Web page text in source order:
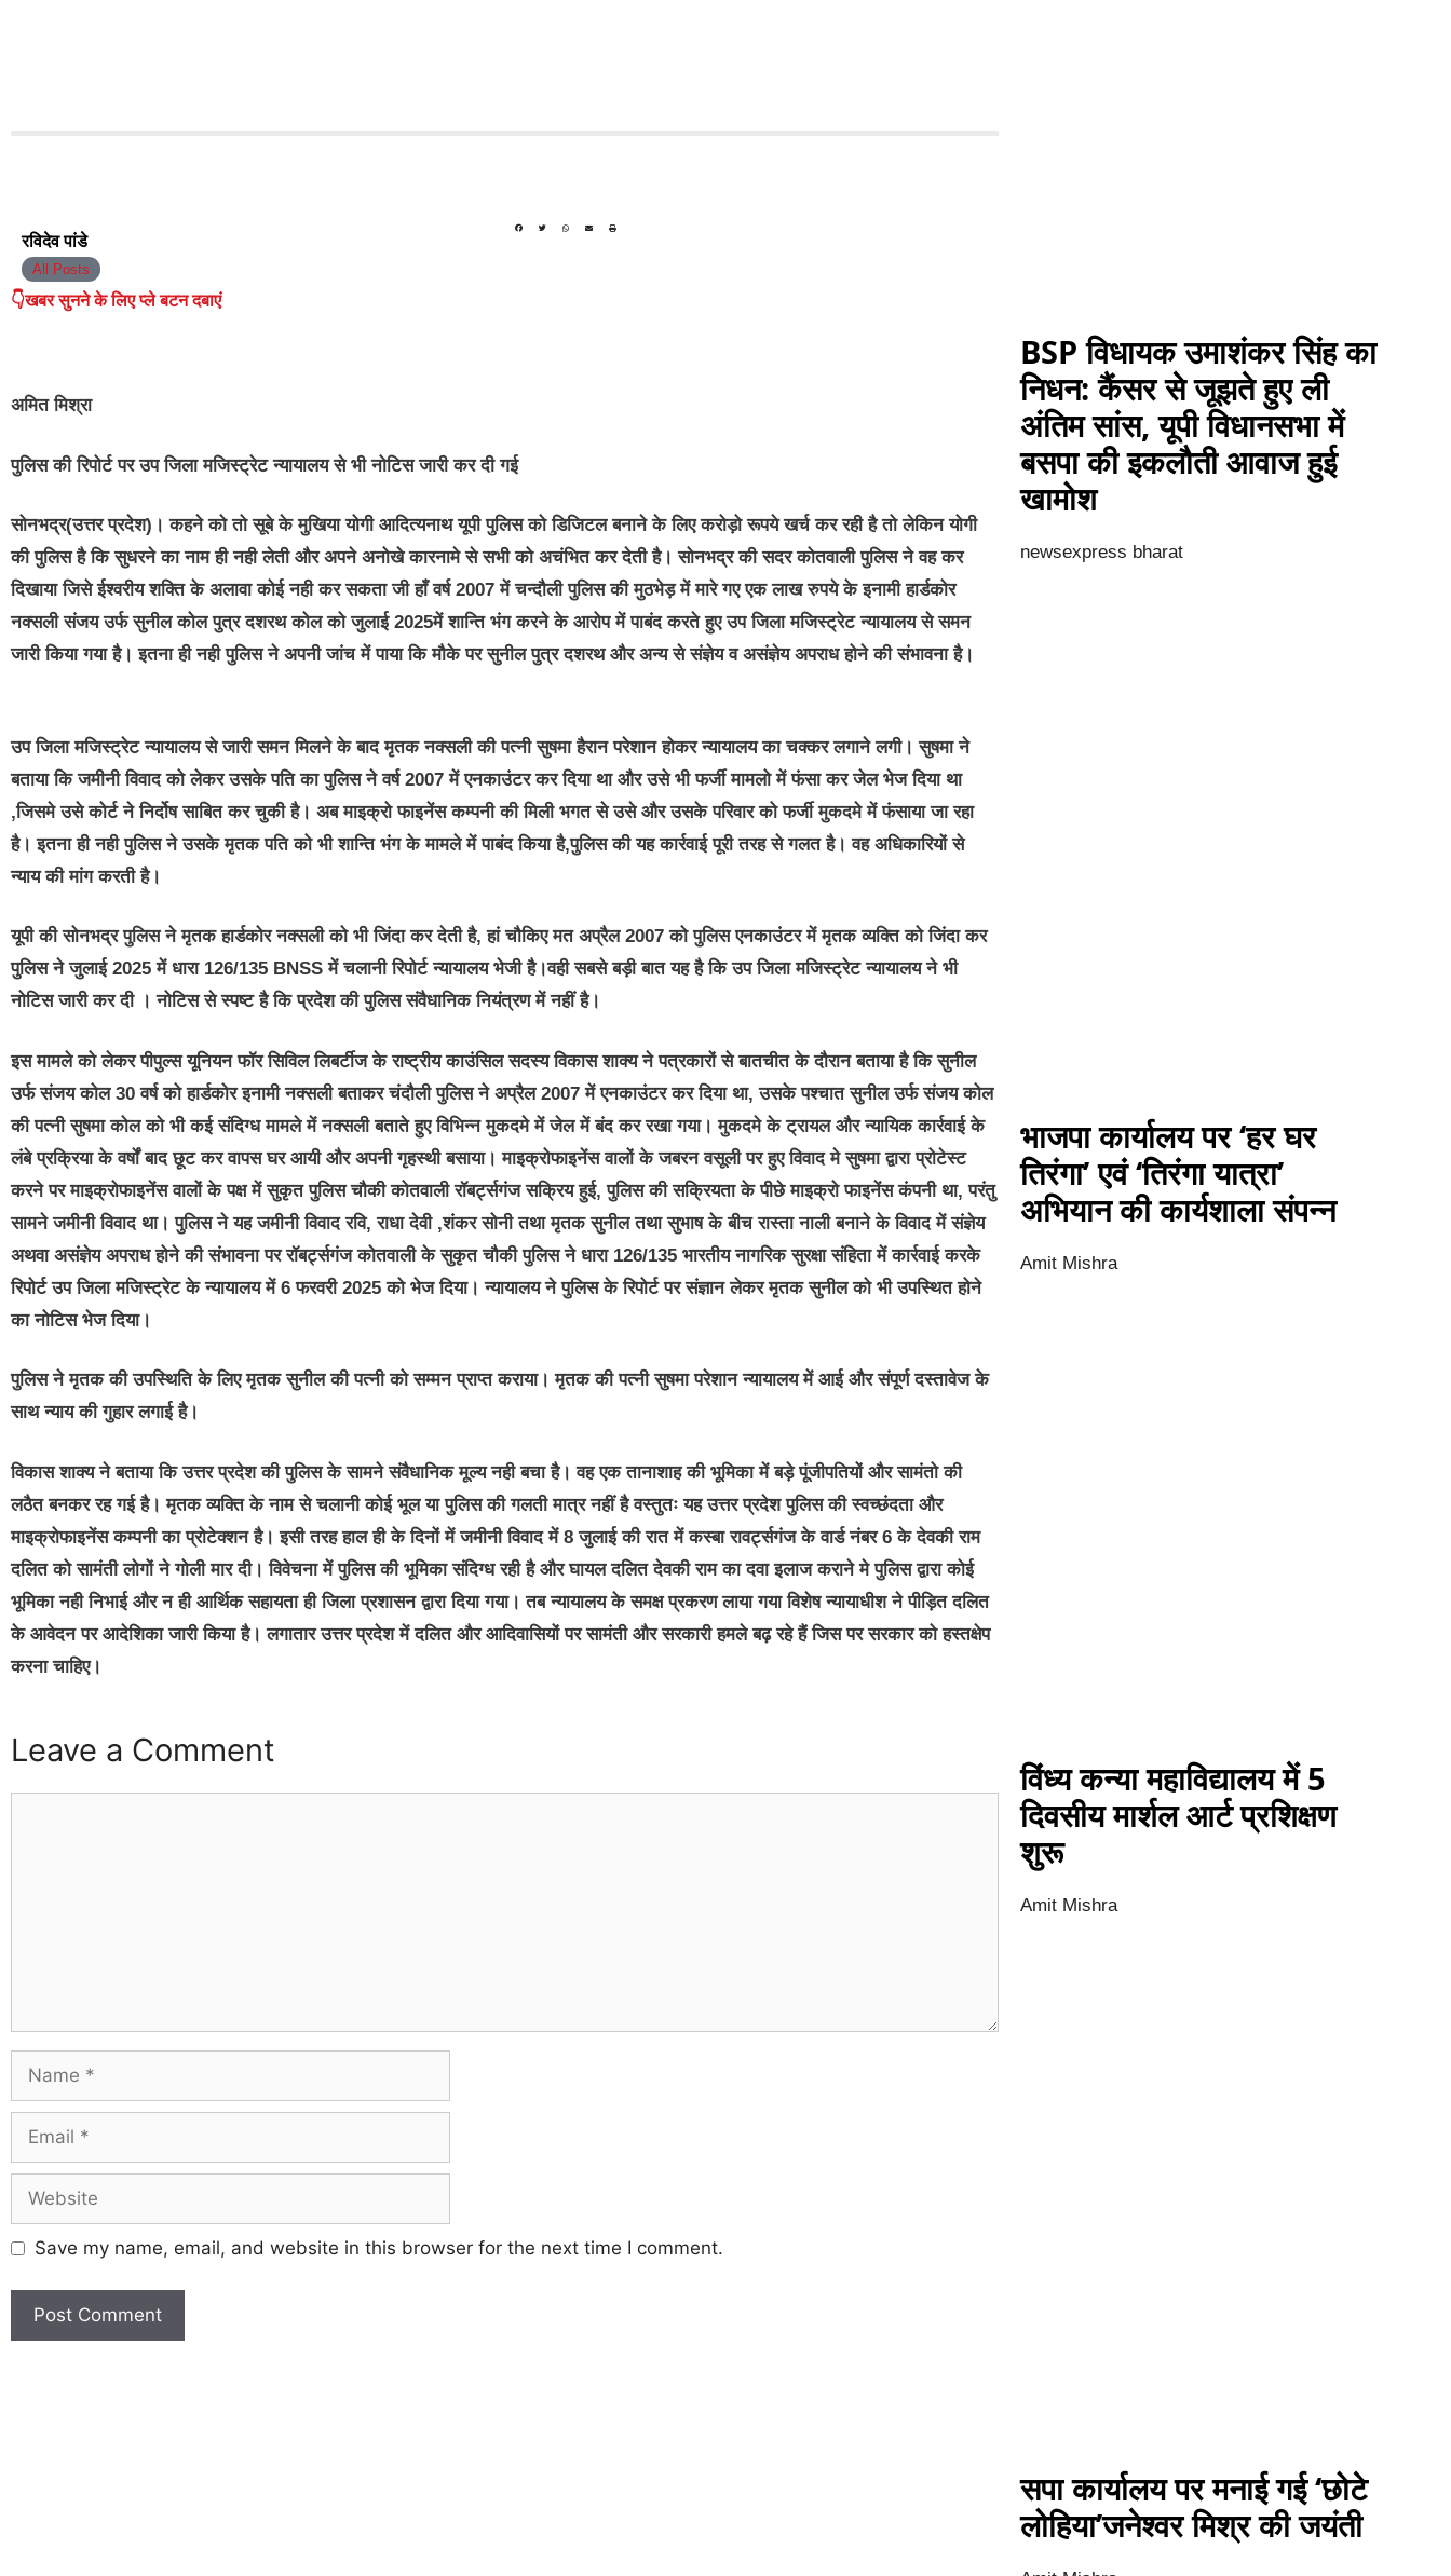
रविदेव पांडे
All Posts
👇खबर सुनने के लिए प्ले बटन दबाएं
अमित मिश्रा
पुलिस की रिपोर्ट पर उप जिला मजिस्ट्रेट न्यायालय से भी नोटिस जारी कर दी गई
सोनभद्र(उत्तर प्रदेश)। कहने को तो सूबे के मुखिया योगी आदित्यनाथ यूपी पुलिस को डिजिटल बनाने के लिए करोड़ो रूपये खर्च कर रही है तो लेकिन योगी
की पुलिस है कि सुधरने का नाम ही नही लेती और अपने अनोखे कारनामे से सभी को अचंभित कर देती है। सोनभद्र की सदर कोतवाली पुलिस ने वह कर
दिखाया जिसे ईश्वरीय शक्ति के अलावा कोई नही कर सकता जी हाँ वर्ष 2007 में चन्दौली पुलिस की मुठभेड़ में मारे गए एक लाख रुपये के इनामी हार्डकोर
नक्सली संजय उर्फ सुनील कोल पुत्र दशरथ कोल को जुलाई 2025में शान्ति भंग करने के आरोप में पाबंद करते हुए उप जिला मजिस्ट्रेट न्यायालय से समन
जारी किया गया है। इतना ही नही पुलिस ने अपनी जांच में पाया कि मौके पर सुनील पुत्र दशरथ और अन्य से संज्ञेय व असंज्ञेय अपराध होने की संभावना है।
उप जिला मजिस्ट्रेट न्यायालय से जारी समन मिलने के बाद मृतक नक्सली की पत्नी सुषमा हैरान परेशान होकर न्यायालय का चक्कर लगाने लगी। सुषमा ने
बताया कि जमीनी विवाद को लेकर उसके पति का पुलिस ने वर्ष 2007 में एनकाउंटर कर दिया था और उसे भी फर्जी मामलो में फंसा कर जेल भेज दिया था
,जिसमे उसे कोर्ट ने निर्दोष साबित कर चुकी है। अब माइक्रो फाइनेंस कम्पनी की मिली भगत से उसे और उसके परिवार को फर्जी मुकदमे में फंसाया जा रहा
है। इतना ही नही पुलिस ने उसके मृतक पति को भी शान्ति भंग के मामले में पाबंद किया है,पुलिस की यह कार्रवाई पूरी तरह से गलत है। वह अधिकारियों से
न्याय की मांग करती है।
यूपी की सोनभद्र पुलिस ने मृतक हार्डकोर नक्सली को भी जिंदा कर देती है, हां चौकिए मत अप्रैल 2007 को पुलिस एनकाउंटर में मृतक व्यक्ति को जिंदा कर
पुलिस ने जुलाई 2025 में धारा 126/135 BNSS में चलानी रिपोर्ट न्यायालय भेजी है।वही सबसे बड़ी बात यह है कि उप जिला मजिस्ट्रेट न्यायालय ने भी
नोटिस जारी कर दी । नोटिस से स्पष्ट है कि प्रदेश की पुलिस संवैधानिक नियंत्रण में नहीं है।
इस मामले को लेकर पीपुल्स यूनियन फॉर सिविल लिबर्टीज के राष्ट्रीय काउंसिल सदस्य विकास शाक्य ने पत्रकारों से बातचीत के दौरान बताया है कि सुनील
उर्फ संजय कोल 30 वर्ष को हार्डकोर इनामी नक्सली बताकर चंदौली पुलिस ने अप्रैल 2007 में एनकाउंटर कर दिया था, उसके पश्चात सुनील उर्फ संजय कोल
की पत्नी सुषमा कोल को भी कई संदिग्ध मामले में नक्सली बताते हुए विभिन्न मुकदमे में जेल में बंद कर रखा गया। मुकदमे के ट्रायल और न्यायिक कार्रवाई के
लंबे प्रक्रिया के वर्षों बाद छूट कर वापस घर आयी और अपनी गृहस्थी बसाया। माइक्रोफाइनेंस वालों के जबरन वसूली पर हुए विवाद मे सुषमा द्वारा प्रोटेस्ट
करने पर माइक्रोफाइनेंस वालों के पक्ष में सुकृत पुलिस चौकी कोतवाली रॉबर्ट्सगंज सक्रिय हुई, पुलिस की सक्रियता के पीछे माइक्रो फाइनेंस कंपनी था, परंतु
सामने जमीनी विवाद था। पुलिस ने यह जमीनी विवाद रवि, राधा देवी ,शंकर सोनी तथा मृतक सुनील तथा सुभाष के बीच रास्ता नाली बनाने के विवाद में संज्ञेय
अथवा असंज्ञेय अपराध होने की संभावना पर रॉबर्ट्सगंज कोतवाली के सुकृत चौकी पुलिस ने धारा 126/135 भारतीय नागरिक सुरक्षा संहिता में कार्रवाई करके
रिपोर्ट उप जिला मजिस्ट्रेट के न्यायालय में 6 फरवरी 2025 को भेज दिया। न्यायालय ने पुलिस के रिपोर्ट पर संज्ञान लेकर मृतक सुनील को भी उपस्थित होने
का नोटिस भेज दिया।
पुलिस ने मृतक की उपस्थिति के लिए मृतक सुनील की पत्नी को सम्मन प्राप्त कराया। मृतक की पत्नी सुषमा परेशान न्यायालय में आई और संपूर्ण दस्तावेज के
साथ न्याय की गुहार लगाई है।
विकास शाक्य ने बताया कि उत्तर प्रदेश की पुलिस के सामने संवैधानिक मूल्य नही बचा है। वह एक तानाशाह की भूमिका में बड़े पूंजीपतियों और सामंतो की
लठैत बनकर रह गई है। मृतक व्यक्ति के नाम से चलानी कोई भूल या पुलिस की गलती मात्र नहीं है वस्तुतः यह उत्तर प्रदेश पुलिस की स्वच्छंदता और
माइक्रोफाइनेंस कम्पनी का प्रोटेक्शन है। इसी तरह हाल ही के दिनों में जमीनी विवाद में 8 जुलाई की रात में कस्बा रावर्ट्सगंज के वार्ड नंबर 6 के देवकी राम
दलित को सामंती लोगों ने गोली मार दी। विवेचना में पुलिस की भूमिका संदिग्ध रही है और घायल दलित देवकी राम का दवा इलाज कराने मे पुलिस द्वारा कोई
भूमिका नही निभाई और न ही आर्थिक सहायता ही जिला प्रशासन द्वारा दिया गया। तब न्यायालय के समक्ष प्रकरण लाया गया विशेष न्यायाधीश ने पीड़ित दलित
के आवेदन पर आदेशिका जारी किया है। लगातार उत्तर प्रदेश में दलित और आदिवासियों पर सामंती और सरकारी हमले बढ़ रहे हैं जिस पर सरकार को हस्तक्षेप
करना चाहिए।
Leave a Comment
Save my name, email, and website in this browser for the next time I comment.
BSP विधायक उमाशंकर सिंह का
निधन: कैंसर से जूझते हुए ली
अंतिम सांस, यूपी विधानसभा में
बसपा की इकलौती आवाज हुई
खामोश
newsexpress bharat
भाजपा कार्यालय पर ‘हर घर
तिरंगा’ एवं ‘तिरंगा यात्रा’
अभियान की कार्यशाला संपन्न
Amit Mishra
विंध्य कन्या महाविद्यालय में 5
दिवसीय मार्शल आर्ट प्रशिक्षण
शुरू
Amit Mishra
सपा कार्यालय पर मनाई गई ‘छोटे
लोहिया’जनेश्वर मिश्र की जयंती